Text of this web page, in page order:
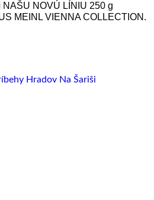
NOVÚ LÍNIU 250 g
MEINL VIENNA COLLECTION.